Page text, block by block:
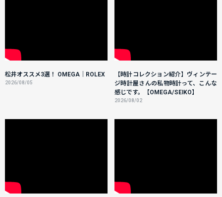
松井オススメ3選！ OMEGA｜ROLEX
2026/08/05
【時計コレクション紹介】ヴィンテー
ジ時計屋さんの私物時計って、こんな
感じです。【OMEGA/SEIKO】
2026/08/02